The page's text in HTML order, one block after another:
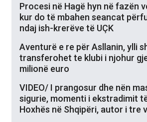
Procesi në Hagë hyn në fazën
kur do të mbahen seancat
ndaj ish-krerëve të UÇK
Aventurë e re për Asllanin, ylli
transferohet te klubi i njohur
milionë euro
VIDEO/ I prangosur dhe nën
sigurie, momenti i ekstradimit
Hoxhës në Shqipëri, autor i tre